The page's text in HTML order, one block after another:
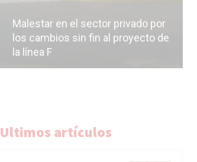
Malestar en el sector privado por
los cambios sin fin al proyecto de
la línea F
Ultimos artículos